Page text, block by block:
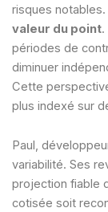
risques
valeur du point.
périodes de
diminuer
Cette
plus indexé sur
Paul,
variabilité. Ses
projection fiable
cotisée soit